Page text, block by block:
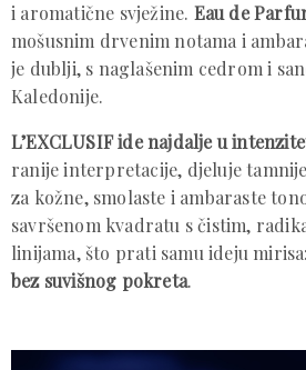
i aromatične svježine. Eau de
mošusnim drvenim notama i
je dublji, s naglašenim cedrom i
Kaledonije.
L’EXCLUSIF ide najdalje u
ranije interpretacije, djeluje
za kožne, smolaste i ambaraste
savršenom kvadratu s čistim,
linijama, što prati samu ideju mirisa:
bez suvišnog pokreta.